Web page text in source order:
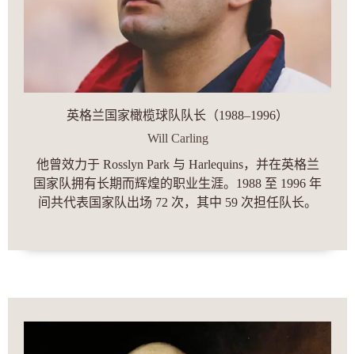
英格兰国家橄榄球队队长（1988–1996）
Will Carling
他曾效力于 Rosslyn Park 与 Harlequins，并在英格兰
国家队拥有长期而辉煌的职业生涯。1988 至 1996 年
间共代表国家队出场 72 次，其中 59 次担任队长。